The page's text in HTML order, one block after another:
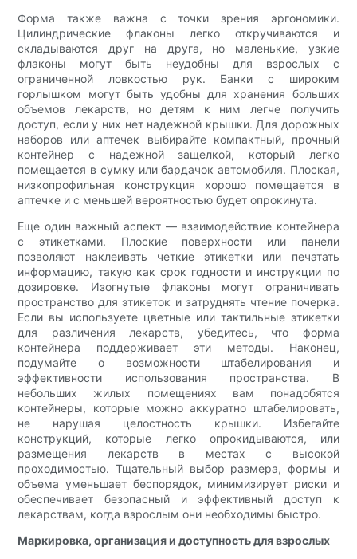
Форма также важна с точки зрения эргономики.
Цилиндрические флаконы легко откручиваются и
складываются друг на друга, но маленькие, узкие
флаконы могут быть неудобны для взрослых с
ограниченной ловкостью рук. Банки с широким
горлышком могут быть удобны для хранения больших
объемов лекарств, но детям к ним легче получить
доступ, если у них нет надежной крышки. Для дорожных
наборов или аптечек выбирайте компактный, прочный
контейнер с надежной защелкой, который легко
помещается в сумку или бардачок автомобиля. Плоская,
низкопрофильная конструкция хорошо помещается в
аптечке и с меньшей вероятностью будет опрокинута.
Еще один важный аспект — взаимодействие контейнера
с этикетками. Плоские поверхности или панели
позволяют наклеивать четкие этикетки или печатать
информацию, такую ​​как срок годности и инструкции по
дозировке. Изогнутые флаконы могут ограничивать
пространство для этикеток и затруднять чтение почерка.
Если вы используете цветные или тактильные этикетки
для различения лекарств, убедитесь, что форма
контейнера поддерживает эти методы. Наконец,
подумайте о возможности штабелирования и
эффективности использования пространства. В
небольших жилых помещениях вам понадобятся
контейнеры, которые можно аккуратно штабелировать,
не нарушая целостность крышки. Избегайте
конструкций, которые легко опрокидываются, или
размещения лекарств в местах с высокой
проходимостью. Тщательный выбор размера, формы и
объема уменьшает беспорядок, минимизирует риски и
обеспечивает безопасный и эффективный доступ к
лекарствам, когда взрослым они необходимы быстро.
Маркировка, организация и доступность для взрослых